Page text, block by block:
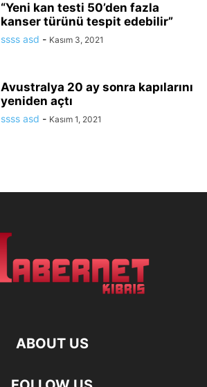
“Yeni kan testi 50’den fazla
kanser türünü tespit edebilir”
ssss asd - Kasım 3, 2021
Avustralya 20 ay sonra kapılarını
yeniden açtı
ssss asd - Kasım 1, 2021
ABOUT US